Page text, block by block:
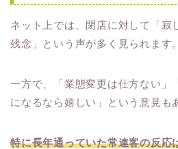
ネット上では、閉店に対して「寂
残念」という声が多く見られます。
一方で、「業態変更は仕方ない」
になるなら嬉しい」という意見も
特に長年通っていた常連客の反応